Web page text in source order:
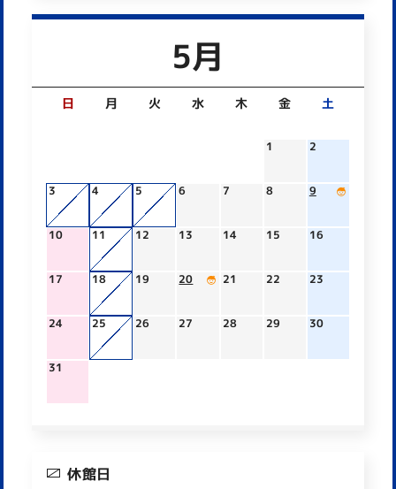
5月
日 月 火 水 木 金 土
1 2
3 4 5 6 7 8 9
10 11 12 13 14 15 16
17 18 19 20 21 22 23
24 25 26 27 28 29 30
31
休館日